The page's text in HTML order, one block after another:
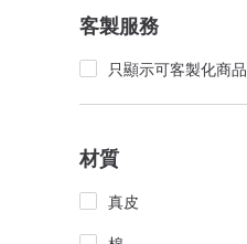
客製服務
只顯示可客製化商品
材質
真皮